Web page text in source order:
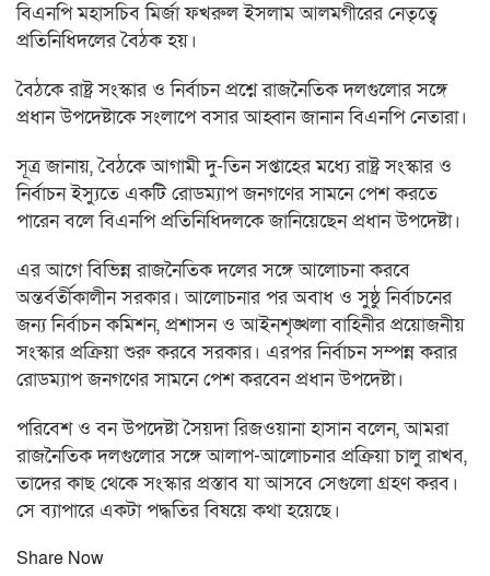
বিএনপি মহাসচিব মির্জা ফখরুল ইসলাম আলমগীরের নেতৃত্বে
প্রতিনিধিদলের বৈঠক হয়।
বৈঠকে রাষ্ট্র সংস্কার ও নির্বাচন প্রশ্নে রাজনৈতিক দলগুলোর সঙ্গে
প্রধান উপদেষ্টাকে সংলাপে বসার আহ্বান জানান বিএনপি নেতারা।
সূত্র জানায়, বৈঠকে আগামী দু-তিন সপ্তাহের মধ্যে রাষ্ট্র সংস্কার ও
নির্বাচন ইস্যুতে একটি রোডম্যাপ জনগণের সামনে পেশ করতে
পারেন বলে বিএনপি প্রতিনিধিদলকে জানিয়েছেন প্রধান উপদেষ্টা।
এর আগে বিভিন্ন রাজনৈতিক দলের সঙ্গে আলোচনা করবে
অন্তর্বর্তীকালীন সরকার। আলোচনার পর অবাধ ও সুষ্ঠু নির্বাচনের
জন্য নির্বাচন কমিশন, প্রশাসন ও আইনশৃঙ্খলা বাহিনীর প্রয়োজনীয়
সংস্কার প্রক্রিয়া শুরু করবে সরকার। এরপর নির্বাচন সম্পন্ন করার
রোডম্যাপ জনগণের সামনে পেশ করবেন প্রধান উপদেষ্টা।
পরিবেশ ও বন উপদেষ্টা সৈয়দা রিজওয়ানা হাসান বলেন, আমরা
রাজনৈতিক দলগুলোর সঙ্গে আলাপ-আলোচনার প্রক্রিয়া চালু রাখব,
তাদের কাছ থেকে সংস্কার প্রস্তাব যা আসবে সেগুলো গ্রহণ করব।
সে ব্যাপারে একটা পদ্ধতির বিষয়ে কথা হয়েছে।
Share Now